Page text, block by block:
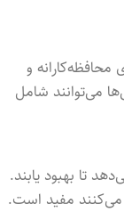
و
می‌توانند شامل
تا بهبود یابند.
می‌کنند مفید است.